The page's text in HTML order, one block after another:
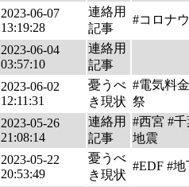
2023-06-07
13:19:28
連絡用
記事
#コロナ
2023-06-04
03:57:10
連絡用
記事
2023-06-02
12:11:31
憂うべ
き現状
#電気料
祭
2023-05-26
21:08:14
連絡用
記事
#西宮 #
地震
2023-05-22
20:53:49
憂うべ
き現状
#EDF #